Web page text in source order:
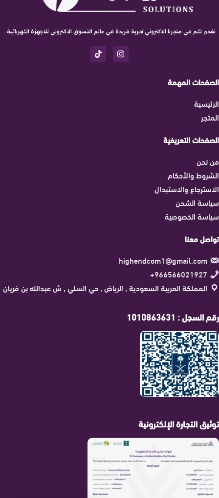
نقدم لكم في متجرنا الاكتروني تجربة فريدة في عالم التسوق الاكتروني للاجهزة الكهربائية .
الصفحات المهمة
الرئيسية
المتجر
الصفحات التعريفية
من نحن
الشروط والأحكام
الاسترجاع والاستبدال
سياسة الشحن
سياسة الخصوصية
تواصل معنا
highendcom1@gmail.com
966566021927+
المملكة العربية السعودية , الرياض , حي السلي , ش عبدالله بن فريان
رقم السجل : 1010863631
توثيق التجارة الإلكترونية